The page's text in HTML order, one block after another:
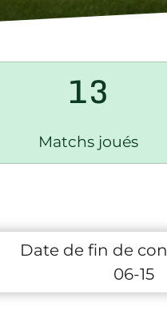
13
Matchs joués
Date de fin de
06-15